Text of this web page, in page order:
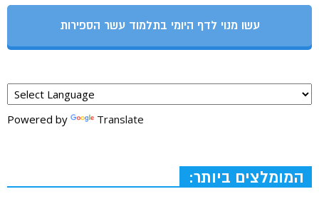
עשו מנוי לדף היומי בתלמוד עשר הספירות
Powered by Translate
המומלצים ביותר: